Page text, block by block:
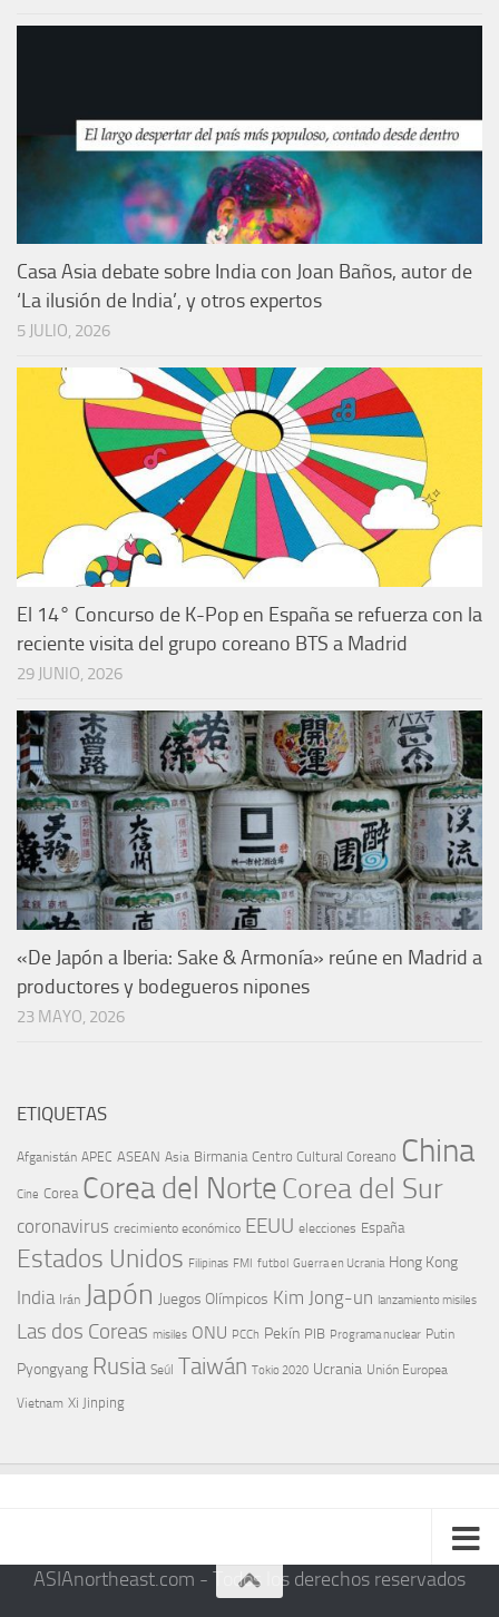
Casa Asia debate sobre India con Joan Baños, autor de
‘La ilusión de India’, y otros expertos
5 JULIO, 2026
El 14° Concurso de K-Pop en España se refuerza con la
reciente visita del grupo coreano BTS a Madrid
29 JUNIO, 2026
«De Japón a Iberia: Sake & Armonía» reúne en Madrid a
productores y bodegueros nipones
23 MAYO, 2026
ETIQUETAS
Afganistán APEC ASEAN Asia Birmania Centro Cultural Coreano China
Cine Corea Corea del NorteCorea del Sur
coronavirus crecimiento económico EEUU elecciones España
Estados Unidos Filipinas FMI futbol Guerra en Ucrania Hong Kong
India Irán Japón Juegos Olímpicos Kim Jong-un lanzamiento misiles
Las dos Coreas misiles ONU PCCh Pekín PIB Programa nuclear Putin
Pyongyang Rusia Seúl Taiwán Tokio 2020 Ucrania Unión Europea
Vietnam Xi Jinping
ASIAnortheast.com - Todos los derechos reservados